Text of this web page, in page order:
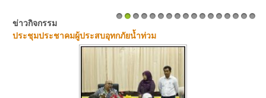
ข่าวกิจกรรม
ประชุมประชาคมผู้ประสบอุทกภัยน้ำท่วม